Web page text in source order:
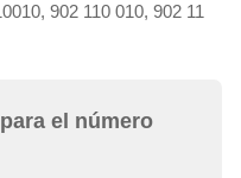
902 110 010, 902 11
el número